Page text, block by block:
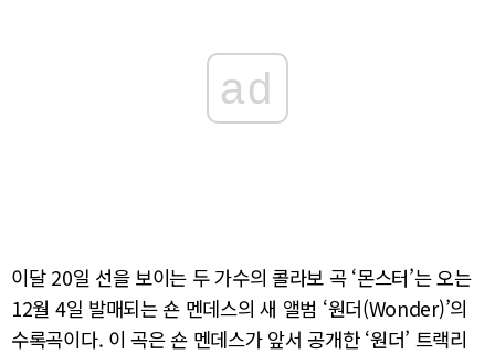
ad
이달 20일 선을 보이는 두 가수의 콜라보 곡 ‘몬스터’는 오는
12월 4일 발매되는 숀 멘데스의 새 앨범 ‘원더(Wonder)’의
수록곡이다. 이 곡은 숀 멘데스가 앞서 공개한 ‘원더’ 트랙리